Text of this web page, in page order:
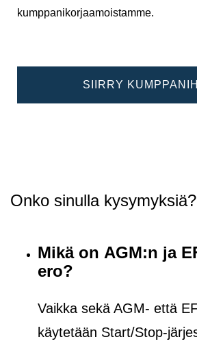
kumppanikorjaamoistamme.
SIIRRY
Onko sinulla kysymyksiä?
Mikä on AGM:n ja
ero?
Vaikka sekä AGM- että
käytetään Start/Stop-